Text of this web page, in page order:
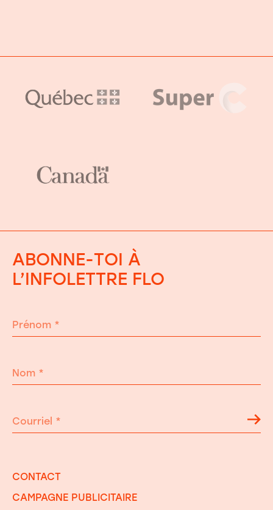
ABONNE-TOI À
L’INFOLETTRE FLO
Prénom *
Nom *
Courriel *
CONTACT
CAMPAGNE PUBLICITAIRE